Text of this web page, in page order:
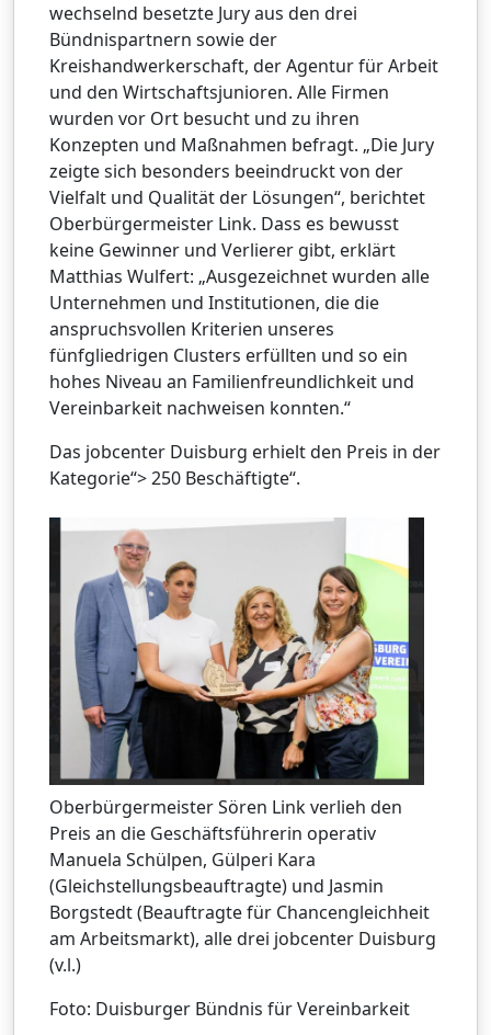
wechselnd besetzte Jury aus den drei
Bündnispartnern sowie der
Kreishandwerkerschaft, der Agentur für Arbeit
und den Wirtschaftsjunioren. Alle Firmen
wurden vor Ort besucht und zu ihren
Konzepten und Maßnahmen befragt. „Die Jury
zeigte sich besonders beeindruckt von der
Vielfalt und Qualität der Lösungen“, berichtet
Oberbürgermeister Link. Dass es bewusst
keine Gewinner und Verlierer gibt, erklärt
Matthias Wulfert: „Ausgezeichnet wurden alle
Unternehmen und Institutionen, die die
anspruchsvollen Kriterien unseres
fünfgliedrigen Clusters erfüllten und so ein
hohes Niveau an Familienfreundlichkeit und
Vereinbarkeit nachweisen konnten.“
Das jobcenter Duisburg erhielt den Preis in der
Kategorie“> 250 Beschäftigte“.
Oberbürgermeister Sören Link verlieh den
Preis an die Geschäftsführerin operativ
Manuela Schülpen, Gülperi Kara
(Gleichstellungsbeauftragte) und Jasmin
Borgstedt (Beauftragte für Chancengleichheit
am Arbeitsmarkt), alle drei jobcenter Duisburg
(v.l.)
Foto: Duisburger Bündnis für Vereinbarkeit